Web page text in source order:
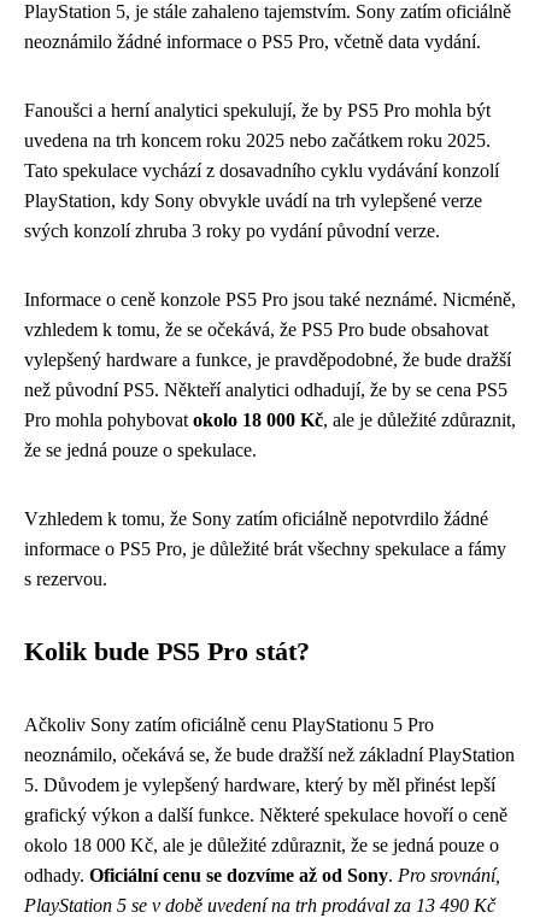
PlayStation 5, je stále zahaleno tajemstvím. Sony zatím oficiálně
neoznámilo žádné informace o PS5 Pro, včetně data vydání.
Fanoušci a herní analytici spekulují, že by PS5 Pro mohla být
uvedena na trh koncem roku 2025 nebo začátkem roku 2025.
Tato spekulace vychází z dosavadního cyklu vydávání konzolí
PlayStation, kdy Sony obvykle uvádí na trh vylepšené verze
svých konzolí zhruba 3 roky po vydání původní verze.
Informace o ceně konzole PS5 Pro jsou také neznámé. Nicméně,
vzhledem k tomu, že se očekává, že PS5 Pro bude obsahovat
vylepšený hardware a funkce, je pravděpodobné, že bude dražší
než původní PS5. Někteří analytici odhadují, že by se cena PS5
Pro mohla pohybovat okolo 18 000 Kč, ale je důležité zdůraznit,
že se jedná pouze o spekulace.
Vzhledem k tomu, že Sony zatím oficiálně nepotvrdilo žádné
informace o PS5 Pro, je důležité brát všechny spekulace a fámy
s rezervou.
Kolik bude PS5 Pro stát?
Ačkoliv Sony zatím oficiálně cenu PlayStationu 5 Pro
neoznámilo, očekává se, že bude dražší než základní PlayStation
5. Důvodem je vylepšený hardware, který by měl přinést lepší
grafický výkon a další funkce. Některé spekulace hovoří o ceně
okolo 18 000 Kč, ale je důležité zdůraznit, že se jedná pouze o
odhady. Oficiální cenu se dozvíme až od Sony. Pro srovnání,
PlayStation 5 se v době uvedení na trh prodával za 13 490 Kč